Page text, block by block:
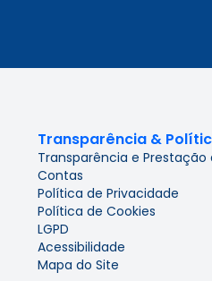
Transparência &
Transparência e Prestação
Contas
Política de Privacidade
Política de Cookies
LGPD
Acessibilidade
Mapa do Site